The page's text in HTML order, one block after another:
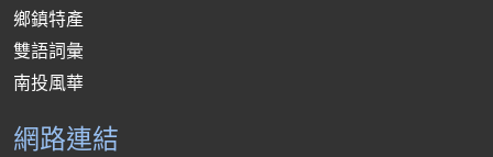
鄉鎮特產
雙語詞彙
南投風華
網路連結